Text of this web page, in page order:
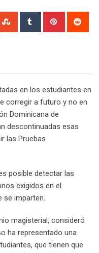
StumbleUpon
Tumblr Pinterest
en los estudiantes en
corregir a futuro y no en
Dominicana de
descontinuadas esas
las Pruebas
posible detectar las
exigidos en el
se imparten.
magisterial, consideró
ha representado una
que tienen que